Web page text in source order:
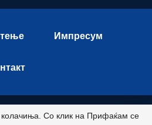
Импресум
All Rights Reserved.
колачиња. Со клик на Прифаќам се